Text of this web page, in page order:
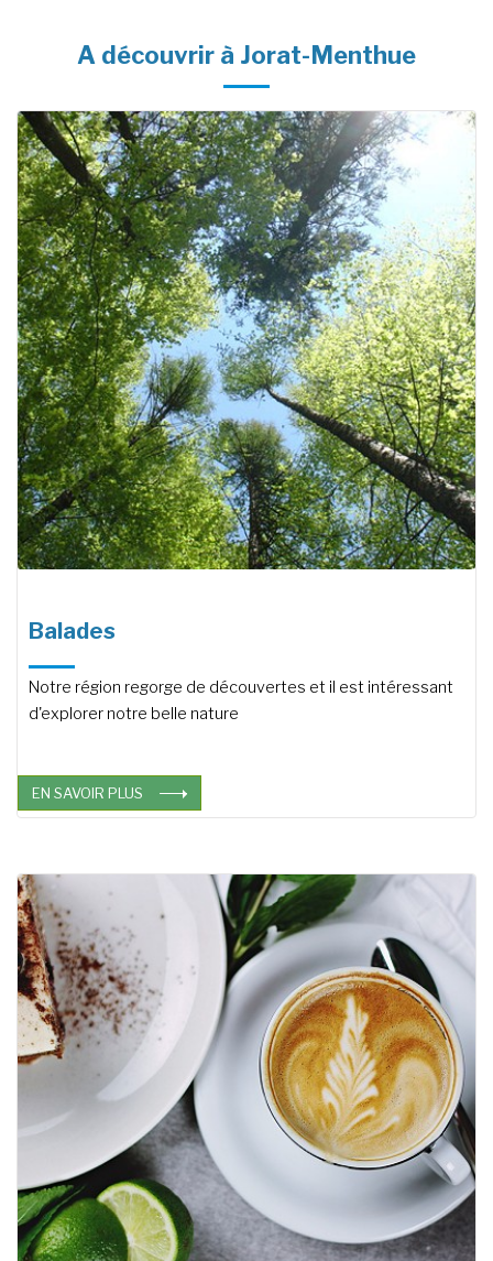
A découvrir à Jorat-Menthue
Balades
Notre région regorge de découvertes et il est intéressant
d'explorer notre belle nature
EN SAVOIR PLUS